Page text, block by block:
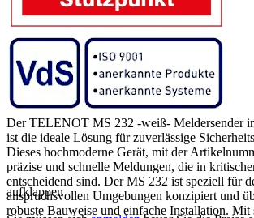
Der TELENOT MS 232 -weiß- Meldersender
ist die ideale Lösung für zuverlässige
Dieses hochmoderne Gerät, mit der
präzise und schnelle Meldungen, die in
entscheidend sind. Der MS 232 ist speziell für
anspruchsvollen Umgebungen konzipiert und
robuste Bauweise und einfache Installation. Mit
aufklappen